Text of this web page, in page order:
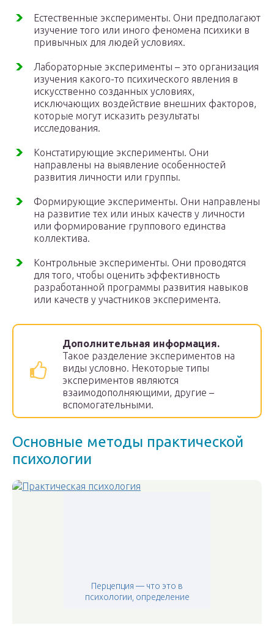
Естественные эксперименты. Они предполагают
изучение того или иного феномена психики в
привычных для людей условиях.
Лабораторные эксперименты – это организация
изучения какого-то психического явления в
искусственно созданных условиях,
исключающих воздействие внешних факторов,
которые могут исказить результаты
исследования.
Констатирующие эксперименты. Они
направлены на выявление особенностей
развития личности или группы.
Формирующие эксперименты. Они направлены
на развитие тех или иных качеств у личности
или формирование группового единства
коллектива.
Контрольные эксперименты. Они проводятся
для того, чтобы оценить эффективность
разработанной программы развития навыков
или качеств у участников эксперимента.
Дополнительная информация.
Такое разделение экспериментов на
виды условно. Некоторые типы
экспериментов являются
взаимодополняющими, другие –
вспомогательными.
Основные методы практической
психологии
Перцепция — что это в
психологии, определение